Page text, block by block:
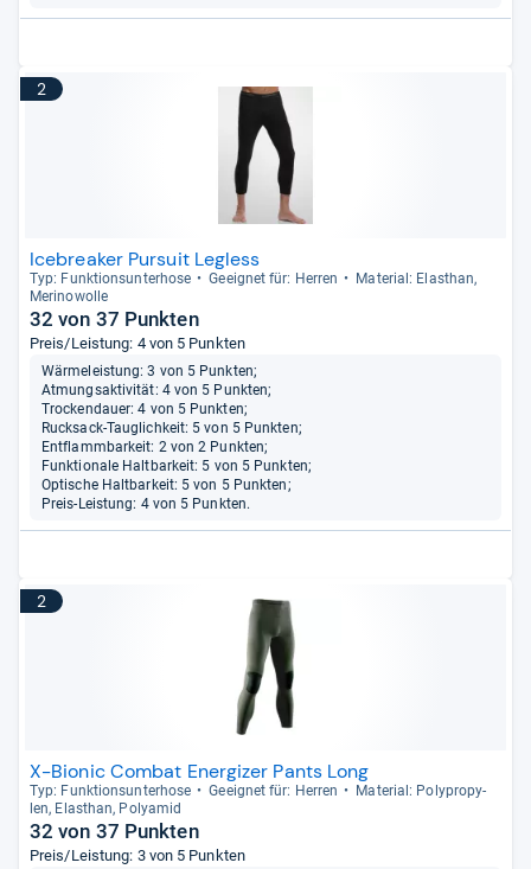
2
Icebreaker Pursuit Legless
Typ: Funk­ti­ons­un­ter­hose Geeig­net für: Her­ren
Mate­rial: Elasthan,
Meri­no­wolle
32 von 37 Punkten
Preis/Leistung: 4 von 5 Punkten
Wärmeleistung: 3 von 5 Punkten;
Atmungsaktivität: 4 von 5 Punkten;
Trockendauer: 4 von 5 Punkten;
Rucksack-Tauglichkeit: 5 von 5 Punkten;
Entflammbarkeit: 2 von 2 Punkten;
Funktionale Haltbarkeit: 5 von 5 Punkten;
Optische Haltbarkeit: 5 von 5 Punkten;
Preis-Leistung: 4 von 5 Punkten.
2
X-Bionic Combat Energizer Pants Long
Typ: Funk­ti­ons­un­ter­hose Geeig­net für: Her­ren
Mate­rial: Poly­pro­py­
len, Elasthan, Poly­amid
32 von 37 Punkten
Preis/Leistung: 3 von 5 Punkten